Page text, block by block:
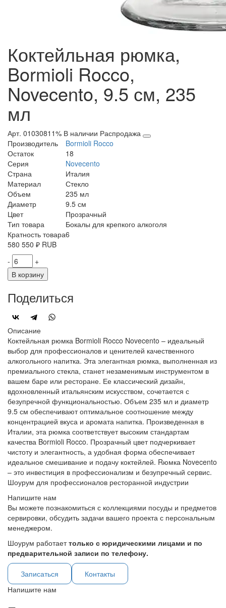
Коктейльная рюмка,
Bormioli Rocco,
Novecento, 9.5 см, 235
мл
Арт. 01030811% В наличии Распродажа
Производитель
Bormioli Rocco
Остаток
18
Серия
Novecento
Страна
Италия
Материал
Стекло
Объем
235 мл
Диаметр
9.5 см
Цвет
Прозрачный
Тип товара
Бокалы для крепкого алкоголя
Кратность товара6
580 550 ₽ RUB
-
+
В корзину
Поделиться
Описание
Коктейльная рюмка Bormioli Rocco Novecento – идеальный
выбор для профессионалов и ценителей качественного
алкогольного напитка. Эта элегантная рюмка, выполненная из
премиального стекла, станет незаменимым инструментом в
вашем баре или ресторане. Ее классический дизайн,
вдохновленный итальянским искусством, сочетается с
безупречной функциональностью. Объем 235 мл и диаметр
9.5 см обеспечивают оптимальное соотношение между
концентрацией вкуса и аромата напитка. Произведенная в
Италии, эта рюмка соответствует высоким стандартам
качества Bormioli Rocco. Прозрачный цвет подчеркивает
чистоту и элегантность, а удобная форма обеспечивает
идеальное смешивание и подачу коктейлей. Rюмка Novecento
– это инвестиция в профессионализм и безупречный сервис.
Шоурум для профессионалов ресторанной индустрии
Напишите нам
Вы можете познакомиться с коллекциями посуды и предметов
сервировки, обсудить задачи вашего проекта с персональным
менеджером.
Шоурум работаеттолько с юридическими лицами и по
предварительной записи по телефону.
Записаться
Контакты
Напишите нам